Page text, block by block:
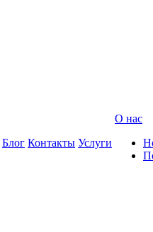
Блог Контакты Услуги
О нас